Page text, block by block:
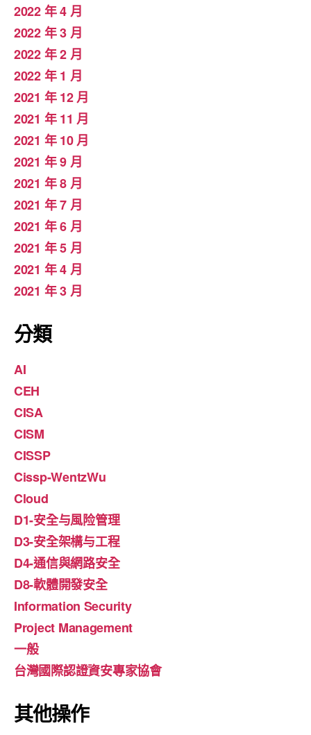
2022 年 4 月
2022 年 3 月
2022 年 2 月
2022 年 1 月
2021 年 12 月
2021 年 11 月
2021 年 10 月
2021 年 9 月
2021 年 8 月
2021 年 7 月
2021 年 6 月
2021 年 5 月
2021 年 4 月
2021 年 3 月
分類
AI
CEH
CISA
CISM
CISSP
Cissp-WentzWu
Cloud
D1-安全与風险管理
D3-安全架構与工程
D4-通信與網路安全
D8-軟體開發安全
Information Security
Project Management
一般
台灣國際認證資安專家協會
其他操作